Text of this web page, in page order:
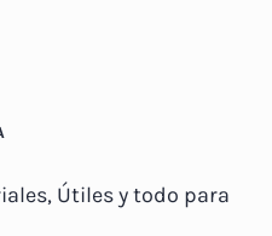
Útiles y todo para